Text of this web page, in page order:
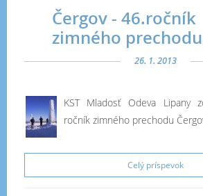
Čergov - 46.ročník
zimného prechodu
26. 1. 2013
KST Mladosť Odeva Lipany
ročník zimného prechodu
Celý príspevok